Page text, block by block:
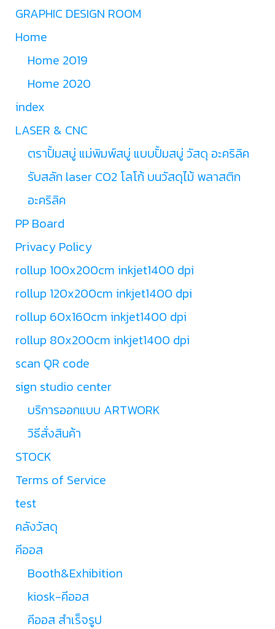
GRAPHIC DESIGN ROOM
Home
Home 2019
Home 2020
index
LASER & CNC
ตราปั้มสบู่ แม่พิมพ์สบู่ แบบปั้มสบู่ วัสดุ อะคริลิค
รับสลัก laser CO2 โลโก้ บนวัสดุไม้ พลาสติก
อะคริลิค
PP Board
Privacy Policy
rollup 100x200cm inkjet1400 dpi
rollup 120x200cm inkjet1400 dpi
rollup 60x160cm inkjet1400 dpi
rollup 80x200cm inkjet1400 dpi
scan QR code
sign studio center
บริการออกแบบ ARTWORK
วิธีสั่งสินค้า
STOCK
Terms of Service
test
คลังวัสดุ
คีออส
Booth&Exhibition
kiosk-คีออส
คีออส สำเร็จรูป